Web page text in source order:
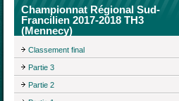
Championnat Régional Sud-
Francilien 2017-2018 TH3
(Mennecy)
Classement final
Partie 3
Partie 2